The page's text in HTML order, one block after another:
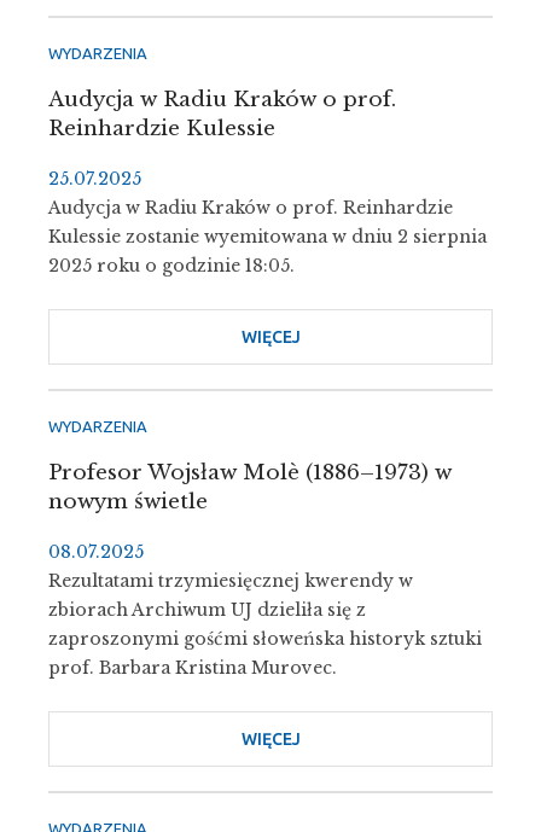
PROFESOR
-
WYDARZENIA
Audycja w Radiu Kraków o prof.
Reinhardzie Kulessie
25.07.2025
Audycja w Radiu Kraków o prof. Reinhardzie
Kulessie zostanie wyemitowana w dniu 2 sierpnia
2025 roku o godzinie 18:05.
WIĘCEJ
AUDYCJA
W
O
KULESSIE
WYDARZENIA
Profesor Wojsław Molè (1886–1973) w
nowym świetle
08.07.2025
Rezultatami trzymiesięcznej kwerendy w
zbiorach Archiwum UJ dzieliła się z
zaproszonymi gośćmi słoweńska historyk sztuki
prof. Barbara Kristina Murovec.
WIĘCEJ
PROFESOR
WOJSŁAW
WYDARZENIA